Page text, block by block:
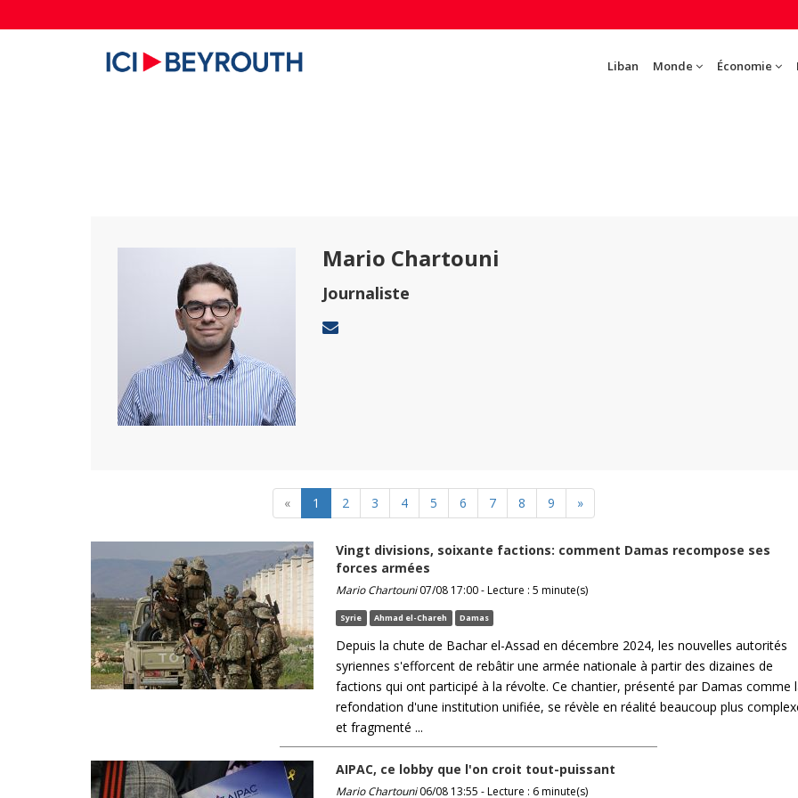
Liban Monde Économie
Mario Chartouni
Journaliste
« 1 2 3 4 5 6 7 8 9 »
Vingt divisions, soixante factions: comment Damas recompose ses
forces armées
Mario Chartouni07/08 17:00 - Lecture : 5 minute(s)
Syrie Ahmad el-Chareh Damas
Depuis la chute de Bachar el-Assad en décembre 2024, les nouvelles autorités
syriennes s'efforcent de rebâtir une armée nationale à partir des dizaines de
factions qui ont participé à la révolte. Ce chantier, présenté par Damas comme
refondation d'une institution unifiée, se révèle en réalité beaucoup plus
et fragmenté ...
AIPAC, ce lobby que l'on croit tout-puissant
Mario Chartouni06/08 13:55 - Lecture : 6 minute(s)